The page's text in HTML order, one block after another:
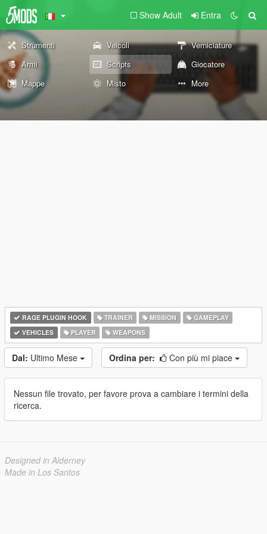
Show Adult Entra
Strumenti Veicoli
Verniciature
Armi
Scripts
Giocatore
Mappe
Misto More
RAGE PLUGIN HOOK TRAINER MISSION
GAMEPLAY
VEHICLES
PLAYER WEAPONS
Dal: Ultimo Mese Ordina per: Con più mi piace
Nessun file trovato, per favore prova a cambiare i termini della
ricerca.
Designed in Alderney
Made in Los Santos